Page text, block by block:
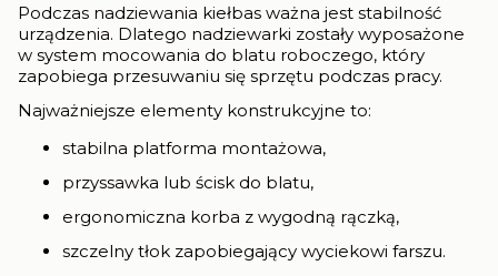
Podczas nadziewania kiełbas ważna jest stabilność
urządzenia. Dlatego nadziewarki zostały wyposażone
w system mocowania do blatu roboczego, który
zapobiega przesuwaniu się sprzętu podczas pracy.
Najważniejsze elementy konstrukcyjne to:
stabilna platforma montażowa,
przyssawka lub ścisk do blatu,
ergonomiczna korba z wygodną rączką,
szczelny tłok zapobiegający wyciekowi farszu.